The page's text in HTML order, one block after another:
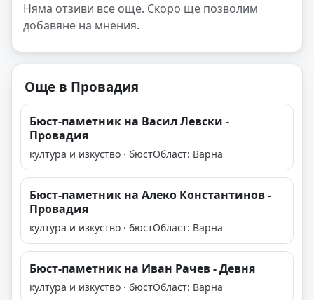
Няма отзиви все още. Скоро ще позволим
добавяне на мнения.
Още в Провадия
Бюст-паметник на Васил Левски -
Провадия
култура и изкуство · бюстОбласт: Варна
Бюст-паметник на Алеко Константинов -
Провадия
култура и изкуство · бюстОбласт: Варна
Бюст-паметник на Иван Рачев - Девня
култура и изкуство · бюстОбласт: Варна